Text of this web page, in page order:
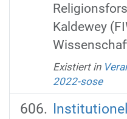
Kaldewey
Existiert in
2022-sose